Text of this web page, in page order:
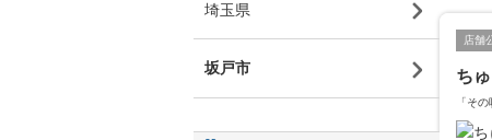
店舗
ち
「そ
埼玉県
坂戸市